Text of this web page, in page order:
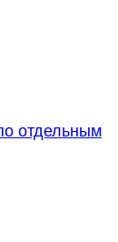
отдельным